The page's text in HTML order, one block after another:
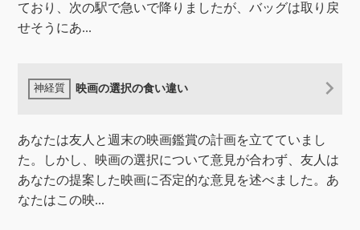
ており、次の駅で急いで降りましたが、バッグは取り戻
せそうにあ...
映画の選択の食い違い
あなたは友人と週末の映画鑑賞の計画を立てていまし
た。しかし、映画の選択について意見が合わず、友人は
あなたの提案した映画に否定的な意見を述べました。あ
なたはこの映...